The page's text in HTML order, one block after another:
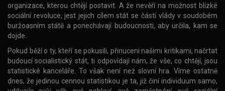
organizace, kterou chtějí postavit. A že nevěří na možnost blízké
sociální revoluce, jest jejich cílem stát se částí vlády v soudobém
buržoasním státě a ponechávají budoucnosti, aby určila, kam se
dojde.
Pokud běží o ty, kteří se pokusili, přinuceni našimi kritikami, načrtat
budoucí socialistický stát, ti odpovídají nám, že vše, co chtějí, jsou
statistické kanceláře. To však není než slovní hra. Víme ostatně
dnes, že jedinou cennou statistikou je ta, již činí individuum samo,